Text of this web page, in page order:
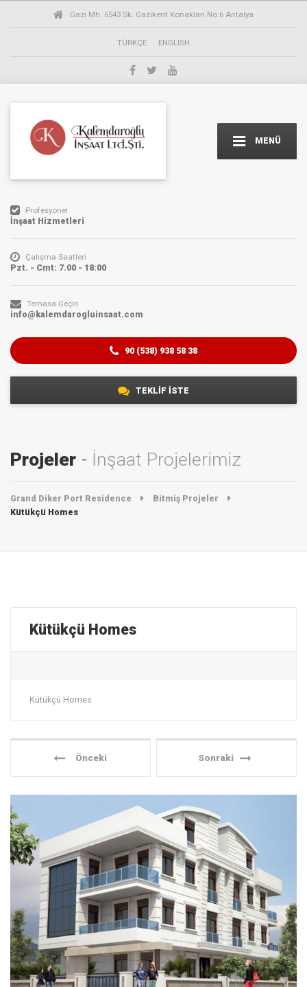
Gazi Mh. 6543 Sk. Gazikent Konakları No:6 Antalya
TÜRKÇE ENGLISH
MENÜ
TEKLİF İSTE
Profesyonel
İnşaat Hizmetleri
Çalışma Saatleri
Pzt. - Cmt: 7.00 - 18:00
Temasa Geçin
info@kalemdarogluinsaat.com
90 (538) 938 58 38
Projeler İnşaat Projelerimiz
Grand Diker Port Residence
Bitmiş Projeler
Kütükçü Homes
Kütükçü Homes
Kütükçü Homes
Önceki Sonraki